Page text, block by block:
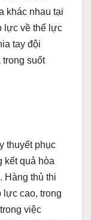
khác nhau tại
lực về thể lực
tay đội
trong suốt
thuyết phục
kết quả hòa
Hàng thủ thi
lực cao, trong
việc